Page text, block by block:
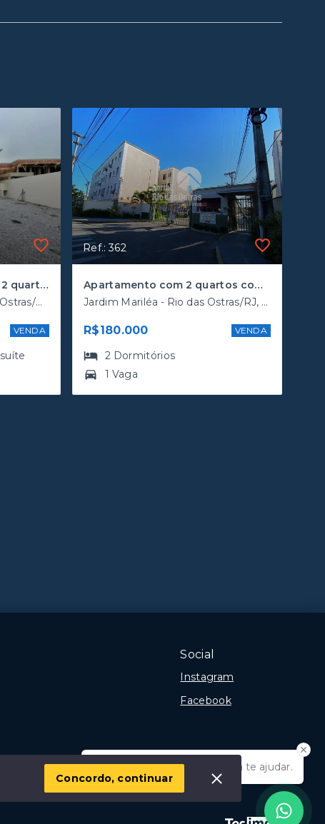
Apartamento térreo com 2 quartos (1 suíte) na quadra da rodovia
Jardim Bela Vista - Rio das Ostras/RJ, Costazul
VENDA
suíte
Ref.: 362
Apartamento com 2 quartos com fácil acesso a rodovia
Jardim Mariléa - Rio das Ostras/RJ, Mariléa
R$180.000 VENDA
2 Dormitórios
1 Vaga
Olá! Estamos disponíveis para te ajudar.
Social
Instagram
Facebook
Concordo, continuar